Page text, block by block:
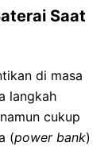
Saat
di masa
langkah
cukup
(power bank)